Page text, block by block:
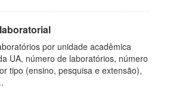
por unidade acadêmica
UA, número de laboratórios, número
tipo (ensino, pesquisa e extensão),